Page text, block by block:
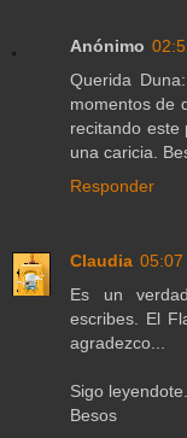
Anónimo
Querida
momentos de
recitando este
una caricia.
Responder
Claudia 05:07
Es un
escribes. El
agradezco...
Sigo
Besos